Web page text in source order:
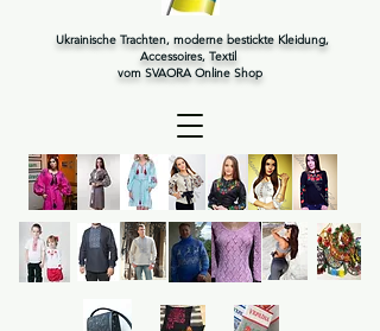
Ukrainische Trachten, moderne bestickte Kleidung,
Accessoires, Textil
vom SVAORA Online Shop